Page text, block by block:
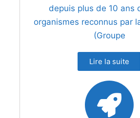
depuis plus de 10 ans
organismes reconnus par
(Groupe
Lire la suite